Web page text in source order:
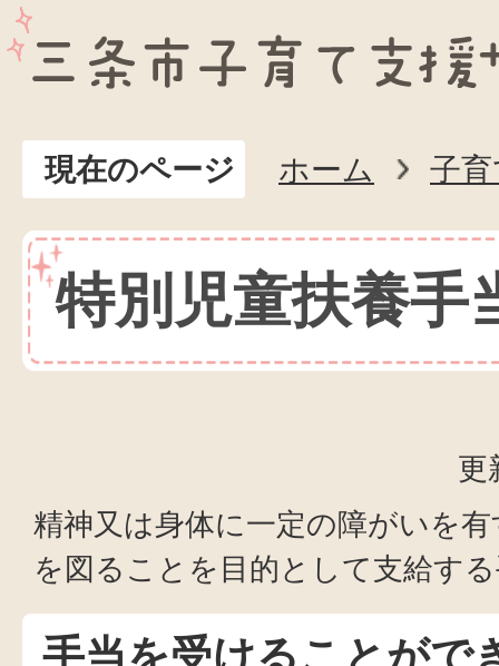
現在のページ ホーム 子
特別児童扶養手
更
精神又は身体に一定の障がいを
を図ることを目的として支給す
手当を受けることがで